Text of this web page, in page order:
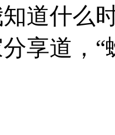
道什么
享道，